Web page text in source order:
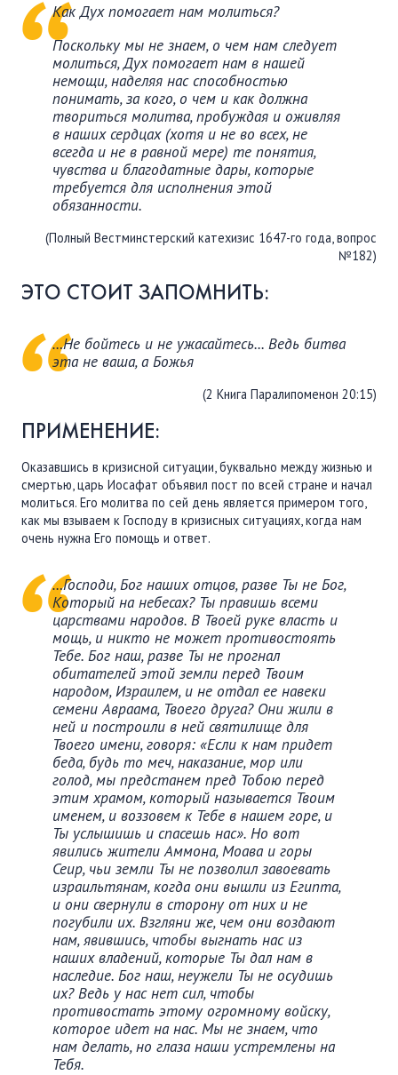
Как Дух помогает нам молиться?
Поскольку мы не знаем, о чем нам следует
молиться, Дух помогает нам в нашей
немощи, наделяя нас способностью
понимать, за кого, о чем и как должна
твориться молитва, пробуждая и оживляя
в наших сердцах (хотя и не во всех, не
всегда и не в равной мере) те понятия,
чувства и благодатные дары, которые
требуется для исполнения этой
обязанности.
(Полный Вестминстерский катехизис 1647-го года, вопрос
№182)
ЭТО СТОИТ ЗАПОМНИТЬ:
…Не бойтесь и не ужасайтесь... Ведь битва
эта не ваша, а Божья
(2 Книга Паралипоменон 20:15)
ПРИМЕНЕНИЕ:
Оказавшись в кризисной ситуации, буквально между жизнью и
смертью, царь Иосафат объявил пост по всей стране и начал
молиться. Его молитва по сей день является примером того,
как мы взываем к Господу в кризисных ситуациях, когда нам
очень нужна Его помощь и ответ.
…Господи, Бог наших отцов, разве Ты не Бог,
Который на небесах? Ты правишь всеми
царствами народов. В Твоей руке власть и
мощь, и никто не может противостоять
Тебе. Бог наш, разве Ты не прогнал
обитателей этой земли перед Твоим
народом, Израилем, и не отдал ее навеки
семени Авраама, Твоего друга? Они жили в
ней и построили в ней святилище для
Твоего имени, говоря: «Если к нам придет
беда, будь то меч, наказание, мор или
голод, мы предстанем пред Тобою перед
этим храмом, который называется Твоим
именем, и воззовем к Тебе в нашем горе, и
Ты услышишь и спасешь нас». Но вот
явились жители Аммона, Моава и горы
Сеир, чьи земли Ты не позволил завоевать
израильтянам, когда они вышли из Египта,
и они свернули в сторону от них и не
погубили их. Взгляни же, чем они воздают
нам, явившись, чтобы выгнать нас из
наших владений, которые Ты дал нам в
наследие. Бог наш, неужели Ты не осудишь
их? Ведь у нас нет сил, чтобы
противостать этому огромному войску,
которое идет на нас. Мы не знаем, что
нам делать, но глаза наши устремлены на
Тебя.